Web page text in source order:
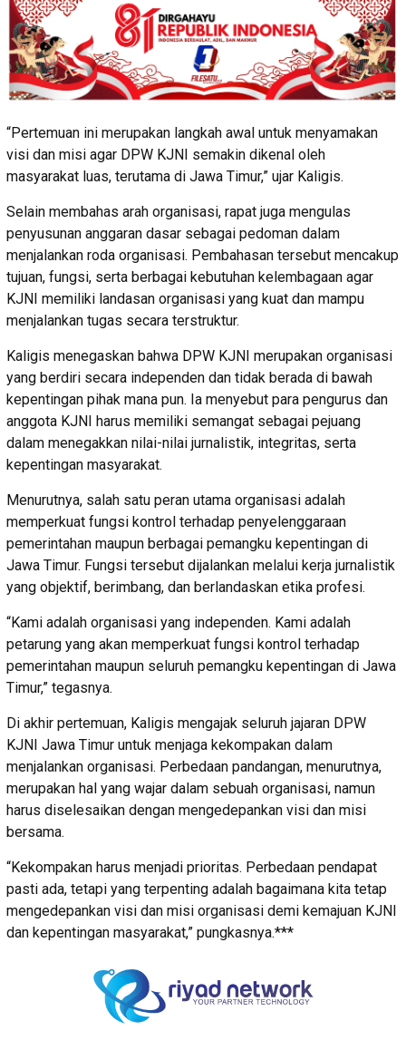
“Pertemuan ini merupakan langkah awal untuk menyamakan
visi dan misi agar DPW KJNI semakin dikenal oleh
masyarakat luas, terutama di Jawa Timur,” ujar Kaligis.
Selain membahas arah organisasi, rapat juga mengulas
penyusunan anggaran dasar sebagai pedoman dalam
menjalankan roda organisasi. Pembahasan tersebut mencakup
tujuan, fungsi, serta berbagai kebutuhan kelembagaan agar
KJNI memiliki landasan organisasi yang kuat dan mampu
menjalankan tugas secara terstruktur.
Kaligis menegaskan bahwa DPW KJNI merupakan organisasi
yang berdiri secara independen dan tidak berada di bawah
kepentingan pihak mana pun. Ia menyebut para pengurus dan
anggota KJNI harus memiliki semangat sebagai pejuang
dalam menegakkan nilai-nilai jurnalistik, integritas, serta
kepentingan masyarakat.
Menurutnya, salah satu peran utama organisasi adalah
memperkuat fungsi kontrol terhadap penyelenggaraan
pemerintahan maupun berbagai pemangku kepentingan di
Jawa Timur. Fungsi tersebut dijalankan melalui kerja jurnalistik
yang objektif, berimbang, dan berlandaskan etika profesi.
“Kami adalah organisasi yang independen. Kami adalah
petarung yang akan memperkuat fungsi kontrol terhadap
pemerintahan maupun seluruh pemangku kepentingan di Jawa
Timur,” tegasnya.
Di akhir pertemuan, Kaligis mengajak seluruh jajaran DPW
KJNI Jawa Timur untuk menjaga kekompakan dalam
menjalankan organisasi. Perbedaan pandangan, menurutnya,
merupakan hal yang wajar dalam sebuah organisasi, namun
harus diselesaikan dengan mengedepankan visi dan misi
bersama.
“Kekompakan harus menjadi prioritas. Perbedaan pendapat
pasti ada, tetapi yang terpenting adalah bagaimana kita tetap
mengedepankan visi dan misi organisasi demi kemajuan KJNI
dan kepentingan masyarakat,” pungkasnya.***